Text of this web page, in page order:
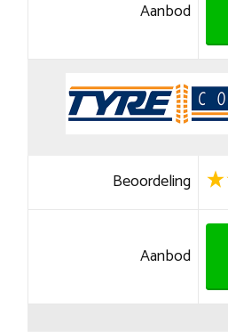
Aanbod
Beoordeling
Aanbod